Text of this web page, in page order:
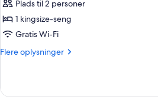
Junior-
suite
Plads til 2 personer
1 kingsize-seng
Gratis Wi-Fi
Flere oplysninger
Flere
suite